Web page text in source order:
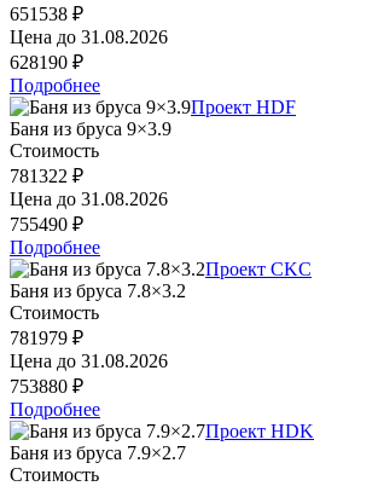
651538 ₽
Цена до 31.08.2026
628190 ₽
Подробнее
Проект HDF
Баня из бруса 9×3.9
Стоимость
781322 ₽
Цена до 31.08.2026
755490 ₽
Подробнее
Проект CKC
Баня из бруса 7.8×3.2
Стоимость
781979 ₽
Цена до 31.08.2026
753880 ₽
Подробнее
Проект HDK
Баня из бруса 7.9×2.7
Стоимость